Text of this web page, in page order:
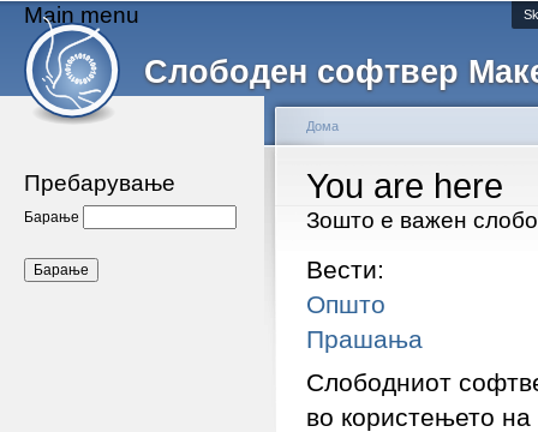
Слободен софтвер
Main menu
Пребарување
Барање
You are here
Дома
Зошто е важен
Вести:
Општо
Прашања
Слободниот
во користењето